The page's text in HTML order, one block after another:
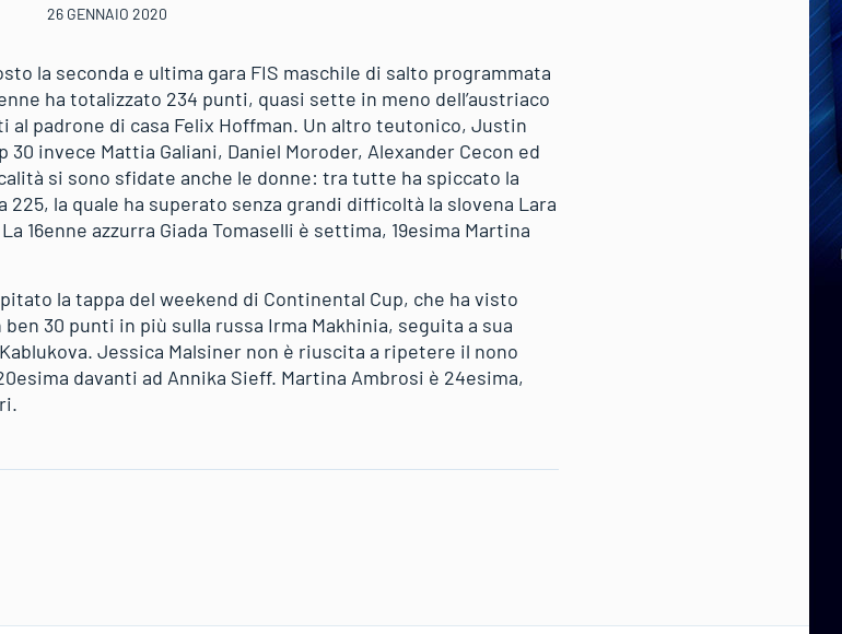
26 GENNAIO 2020
la seconda e ultima gara FIS maschile di salto programmata
ha totalizzato 234 punti, quasi sette in meno dell’austriaco
al padrone di casa Felix Hoffman. Un altro teutonico, Justin
invece Mattia Galiani, Daniel Moroder, Alexander Cecon ed
si sono sfidate anche le donne: tra tutte ha spiccato la
la quale ha superato senza grandi difficoltà la slovena Lara
16enne azzurra Giada Tomaselli è settima, 19esima Martina
la tappa del weekend di Continental Cup, che ha visto
30 punti in più sulla russa Irma Makhinia, seguita a sua
Jessica Malsiner non è riuscita a ripetere il nono
davanti ad Annika Sieff. Martina Ambrosi è 24esima,